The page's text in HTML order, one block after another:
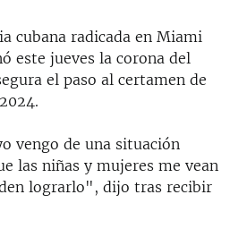
cubana radicada en Miami
este jueves la corona del
el paso al certamen de
vengo de una situación
las niñas y mujeres me vean
lograrlo", dijo tras recibir